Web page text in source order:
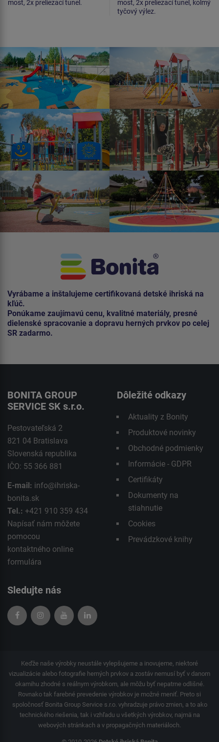
most, 2x preliezací tunel.
most, 2x preliezací tunel, kolmý
tyčový výlez.
Vyrábame a inštalujeme certifikovaná detské ihriská na
kľúč.
Ponúkame zaujímavú cenu, kvalitné materiály, presné
dielenské spracovanie a dopravu herných prvkov po celej
SR zadarmo.
BONITA GROUP
SERVICE SK s.r.o.
Pestovateľská 2
821 04 Bratislava
Slovenská republika
IČO: 55 366 881
E-mail: info@ihriska-
bonita.sk
Tel.: +421 910 359 434
Napísať nám môžete
pomocou
kontaktného online
formulára
Dôležité odkazy
Aktuality z Bonity
Produktové novinky
Obchodné podmienky
Informácie - GDPR
Certifikáty
Dokumenty na
stiahnutie
Cookies
Prevádzkové knihy
Sledujte nás
Keďže naše výrobky neustále vylepšujeme a inovujeme, niektoré
vizualizácie alebo fotografie herných prvkov a zostáv nemusí byť v danom
okamihu zhodné s reálnym výrobkom, ale môžu byť nepatrne odlišné.
Rovnako tak farebné prevedenie výrobkov je možné meniť. Preto si
spoločnosť Bonita Group Service s.r.o. vyhradzuje právo zmien, a to ako
technického riešenia, tak i vzhľadu u všetkých výrobkov, najmä na
webových stránkach a v propagačných materiáloch.